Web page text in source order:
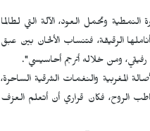
النمطية وتحمل العود، الآلة التي لطالما
الرقيقة، فتنساب الألحان بين عبق
ومن خلاله أترجم أحاسيسي".
المغربية والنغمات الشرقية الساحرة،
الروح، فكان قراري أن أتعلم العزف